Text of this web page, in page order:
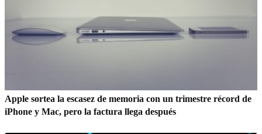
Apple sortea la escasez de memoria con un trimestre récord de
iPhone y Mac, pero la factura llega después